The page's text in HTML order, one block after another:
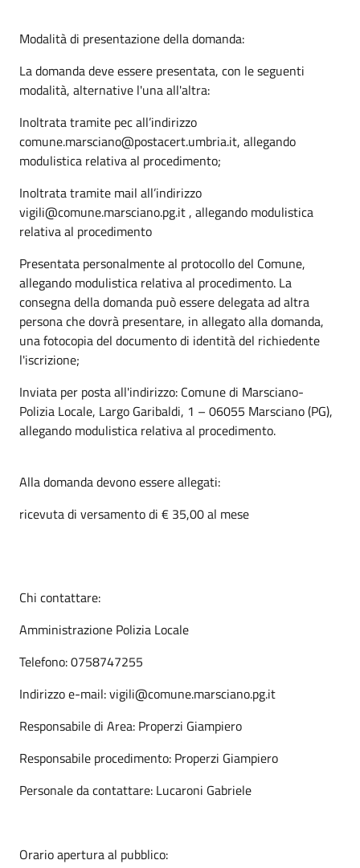
Modalità di presentazione della domanda:
La domanda deve essere presentata, con le seguenti
modalità, alternative l'una all'altra:
Inoltrata tramite pec all’indirizzo
comune.marsciano@postacert.umbria.it, allegando
modulistica relativa al procedimento;
Inoltrata tramite mail all’indirizzo
vigili@comune.marsciano.pg.it , allegando modulistica
relativa al procedimento
Presentata personalmente al protocollo del Comune,
allegando modulistica relativa al procedimento. La
consegna della domanda può essere delegata ad altra
persona che dovrà presentare, in allegato alla domanda,
una fotocopia del documento di identità del richiedente
l'iscrizione;
Inviata per posta all'indirizzo: Comune di Marsciano-
Polizia Locale, Largo Garibaldi, 1 – 06055 Marsciano (PG),
allegando modulistica relativa al procedimento.
Alla domanda devono essere allegati:
ricevuta di versamento di € 35,00 al mese
Chi contattare:
Amministrazione Polizia Locale
Telefono: 0758747255
Indirizzo e-mail: vigili@comune.marsciano.pg.it
Responsabile di Area: Properzi Giampiero
Responsabile procedimento: Properzi Giampiero
Personale da contattare: Lucaroni Gabriele
Orario apertura al pubblico: